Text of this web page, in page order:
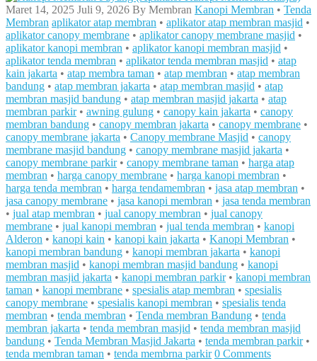
Maret 14, 2025 Juli 9, 2026 By Membran Kanopi Membran • Tenda
Membran aplikator atap membran • aplikator atap membran masjid •
aplikator canopy membrane • aplikator canopy membrane masjid •
aplikator kanopi membran • aplikator kanopi membran masjid •
aplikator tenda membran • aplikator tenda membran masjid • atap
kain jakarta • atap membra taman • atap membran • atap membran
bandung • atap membran jakarta • atap membran masjid • atap
membran masjid bandung • atap membran masjid jakarta • atap
membran parkir• awning gulung • canopy kain jakarta • canopy
membran bandung • canopy membran jakarta • canopy membrane •
canopy membrane jakarta • Canopy membrane Masjid • canopy
membrane masjid bandung • canopy membrane masjid jakarta •
canopy membrane parkir• canopy membrane taman • harga atap
membran • harga canopy membrane • harga kanopi membran •
harga tenda membran • harga tendamembran • jasa atap membran •
jasa canopy membrane • jasa kanopi membran • jasa tenda membran
• jual atap membran • jual canopy membran • jual canopy
membrane • jual kanopi membran • jual tenda membran • kanopi
Alderon • kanopi kain • kanopi kain jakarta • Kanopi Membran •
kanopi membran bandung • kanopi membran jakarta • kanopi
membran masjid • kanopi membran masjid bandung • kanopi
membran masjid jakarta • kanopi membran parkir• kanopi membran
taman • kanopi membrane • spesialis atap membran • spesialis
canopy membrane • spesialis kanopi membran • spesialis tenda
membran • tenda membran • Tenda membran Bandung • tenda
membran jakarta • tenda membran masjid • tenda membran masjid
bandung • Tenda Membran Masjid Jakarta • tenda membran parkir•
tenda membran taman • tenda membrna parkir 0 Comments